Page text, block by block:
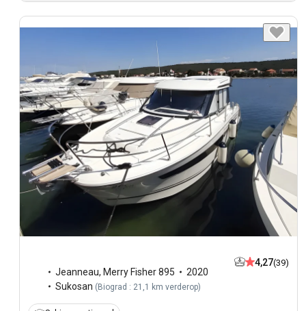
Jeanneau, Merry Fisher 895
2020
Sukosan (Biograd : 21,1 km verderop)
4,27(39)